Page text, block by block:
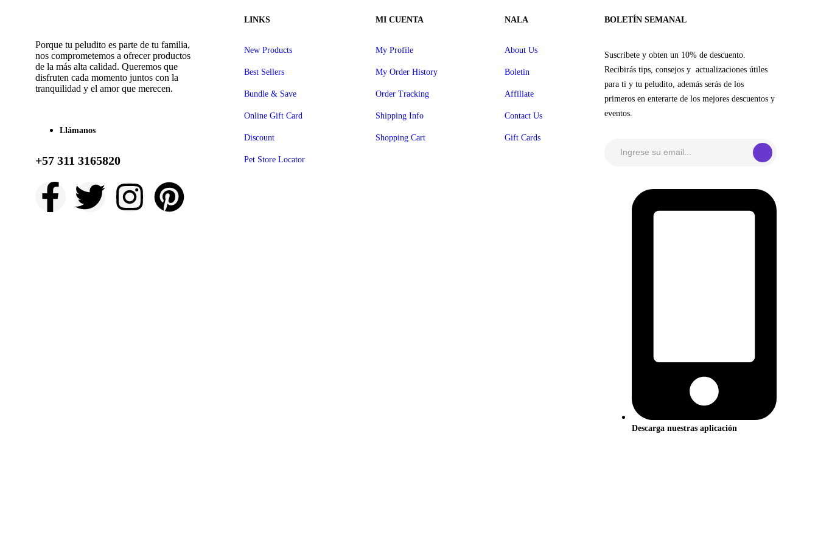
Porque tu peludito es parte de tu familia,
nos comprometemos a ofrecer productos
de la más alta calidad. Queremos que
disfruten cada momento juntos con la
tranquilidad y el amor que merecen.
Llámanos
+57 311 3165820
LINKS
New Products
Best Sellers
Bundle & Save
Online Gift Card
Discount
Pet Store Locator
MI CUENTA
My Profile
My Order History
Order Tracking
Shipping Info
Shopping Cart
NALA
About Us
Boletin
Affiliate
Contact Us
Gift Cards
BOLETÍN SEMANAL
Suscribete y obten un 10% de descuento.
Recibirás tips, consejos y actualizaciones útiles
para ti y tu peludito, además serás de los
primeros en enterarte de los mejores descuentos y
eventos.
Descarga nuestras aplicación